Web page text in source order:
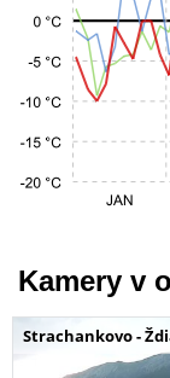
Kamery v
Strachankovo -